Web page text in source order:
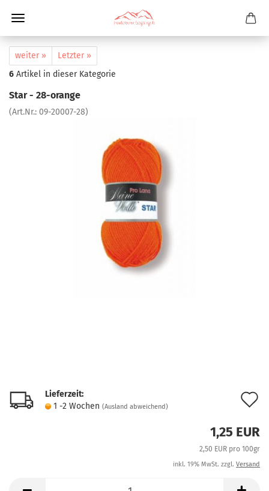
weiter »
Letzter »
6 Artikel in dieser Kategorie
Star - 28-orange
(Art.Nr.: 09-20007-28)
Lieferzeit:
1 -2 Wochen (Ausland abweichend)
1,25 EUR
2,50 EUR pro 100gr
inkl. 19% MwSt. zzgl. Versand